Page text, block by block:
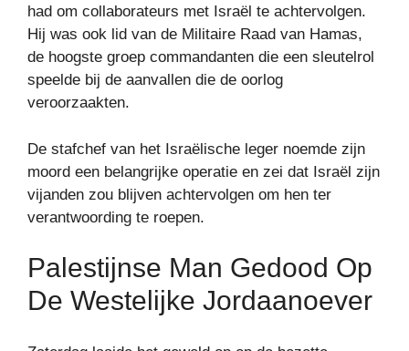
had om collaborateurs met Israël te achtervolgen.
Hij was ook lid van de Militaire Raad van Hamas,
de hoogste groep commandanten die een sleutelrol
speelde bij de aanvallen die de oorlog
veroorzaakten.
De stafchef van het Israëlische leger noemde zijn
moord een belangrijke operatie en zei dat Israël zijn
vijanden zou blijven achtervolgen om hen ter
verantwoording te roepen.
Palestijnse Man Gedood Op
De Westelijke Jordaanoever